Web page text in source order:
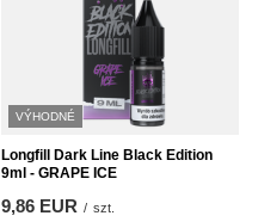
VÝHODNÉ
Longfill Dark Line Black Edition
9ml - GRAPE ICE
9,86 EUR / szt.